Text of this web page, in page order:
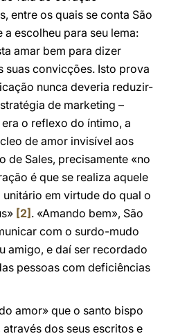
entre os quais se conta São
escolheu para seu lema:
amar bem para dizer
suas convicções. Isto prova
nunca deveria reduzir-
de marketing –
o reflexo do íntimo, a
de amor invisível aos
de Sales, precisamente «no
é que se realiza aquele
em virtude do qual o
[2] . «Amando bem», São
com o surdo-mudo
amigo, e daí ser recordado
pessoas com deficiências
amor» que o santo bispo
dos seus escritos e